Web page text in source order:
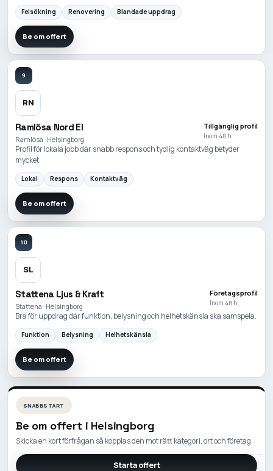
Felsökning Renovering Blandade uppdrag
Be om offert
9
RN
Ramlösa Nord El
Ramlösa · Helsingborg
Tillgänglig profil
Inom 48 h
Profil för lokala jobb där snabb respons och tydlig kontaktväg betyder
mycket.
Lokal Respons Kontaktväg
Be om offert
10
SL
Stattena Ljus & Kraft
Stattena · Helsingborg
Företagsprofil
Inom 48 h
Bra för uppdrag där funktion, belysning och helhetskänsla ska samspela.
Funktion Belysning Helhetskänsla
Be om offert
SNABBSTART
Be om offert i Helsingborg
Skicka en kort förfrågan så kopplas den mot rätt kategori, ort och företag.
Starta offert